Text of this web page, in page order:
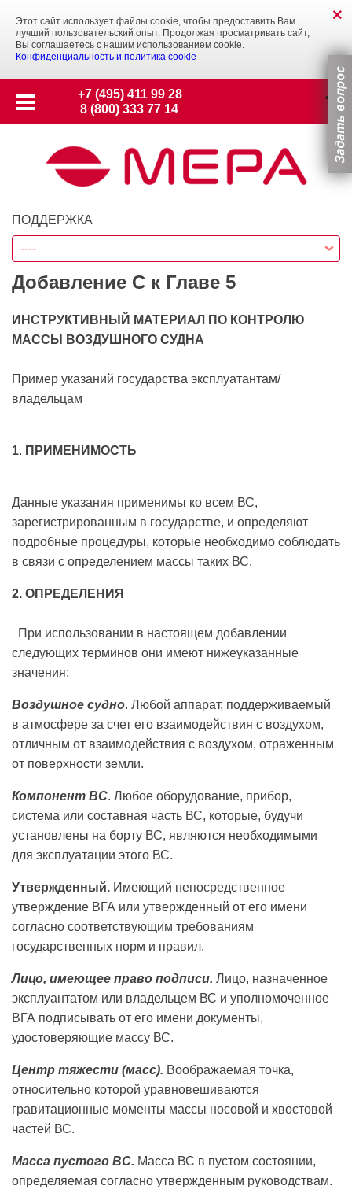
Этот сайт использует файлы cookie, чтобы предоставить Вам
лучший пользовательский опыт. Продолжая просматривать сайт,
Вы соглашаетесь с нашим использованием cookie.
Конфиденциальность и политика cookie
+7 (495) 411 99 28
8 (800) 333 77 14
ПОДДЕРЖКА
----
Добавление С к Главе 5
ИНСТРУКТИВНЫЙ МАТЕРИАЛ ПО КОНТРОЛЮ
МАССЫ ВОЗДУШНОГО СУДНА
Пример указаний государства эксплуатантам/
владельцам
1. ПРИМЕНИМОСТЬ
Данные указания применимы ко всем ВС,
зарегистрированным в государстве, и определяют
подробные процедуры, которые необходимо соблюдать
в связи с определением массы таких ВС.
2. ОПРЕДЕЛЕНИЯ
При использовании в настоящем добавлении
следующих терминов они имеют нижеуказанные
значения:
Воздушное судно. Любой аппарат, поддерживаемый
в атмосфере за счет его взаимодействия с воздухом,
отличным от взаимодействия с воздухом, отраженным
от поверхности земли.
Компонент ВС. Любое оборудование, прибор,
система или составная часть ВС, которые, будучи
установлены на борту ВС, являются необходимыми
для эксплуатации этого ВС.
Утвержденный. Имеющий непосредственное
утверждение ВГА или утвержденный от его имени
согласно соответствующим требованиям
государственных норм и правил.
Лицо, имеющее право подписи. Лицо, назначенное
эксплуантатом или владельцем ВС и уполномоченное
ВГА подписывать от его имени документы,
удостоверяющие массу ВС.
Центр тяжести (масс). Воображаемая точка,
относительно которой уравновешиваются
гравитационные моменты массы носовой и хвостовой
частей ВС.
Масса пустого ВС. Масса ВС в пустом состоянии,
определяемая согласно утвержденным руководствам.